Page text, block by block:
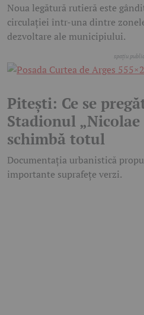
Noua legătură rutieră este
circulației într-una dintre
dezvoltare ale municipiului.
Pitești: Ce se
Stadionul „Nicolae
schimbă totul
Documentația urbanistică
importante suprafețe verzi.